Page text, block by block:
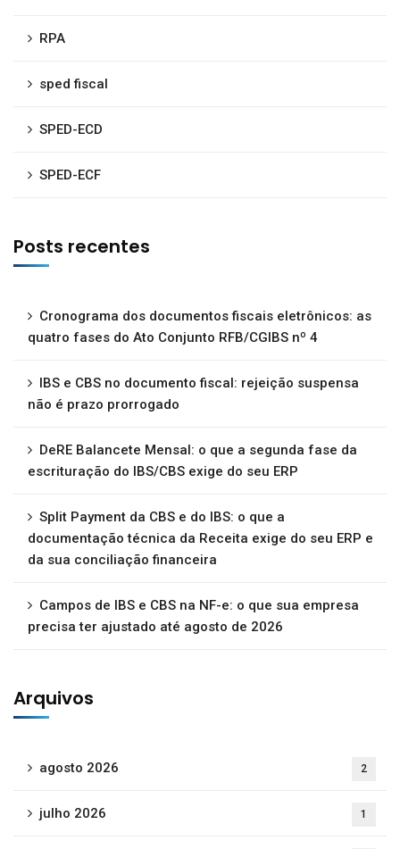
RPA
sped fiscal
SPED-ECD
SPED-ECF
Posts recentes
Cronograma dos documentos fiscais eletrônicos: as
quatro fases do Ato Conjunto RFB/CGIBS nº 4
IBS e CBS no documento fiscal: rejeição suspensa
não é prazo prorrogado
DeRE Balancete Mensal: o que a segunda fase da
escrituração do IBS/CBS exige do seu ERP
Split Payment da CBS e do IBS: o que a
documentação técnica da Receita exige do seu ERP e
da sua conciliação financeira
Campos de IBS e CBS na NF-e: o que sua empresa
precisa ter ajustado até agosto de 2026
Arquivos
agosto 2026 2
julho 2026 1